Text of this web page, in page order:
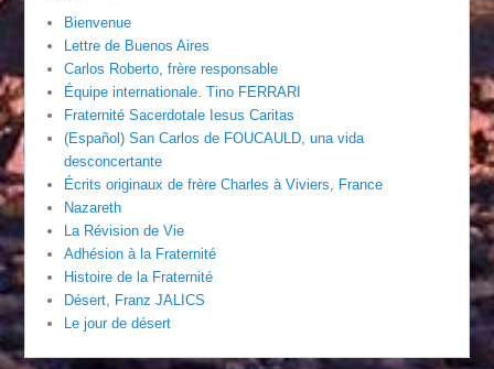
Bienvenue
Lettre de Buenos Aires
Carlos Roberto, frère responsable
Équipe internationale. Tino FERRARI
Fraternité Sacerdotale Iesus Caritas
(Español) San Carlos de FOUCAULD, una vida
desconcertante
Écrits originaux de frère Charles à Viviers, France
Nazareth
La Révision de Vie
Adhésion à la Fraternité
Histoire de la Fraternité
Désert, Franz JALICS
Le jour de désert